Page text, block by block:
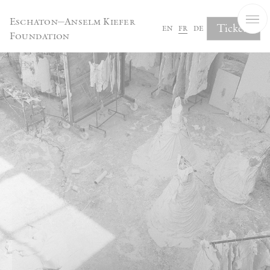
Eschaton—Anselm Kiefer
Foundation
en fr de Tickets